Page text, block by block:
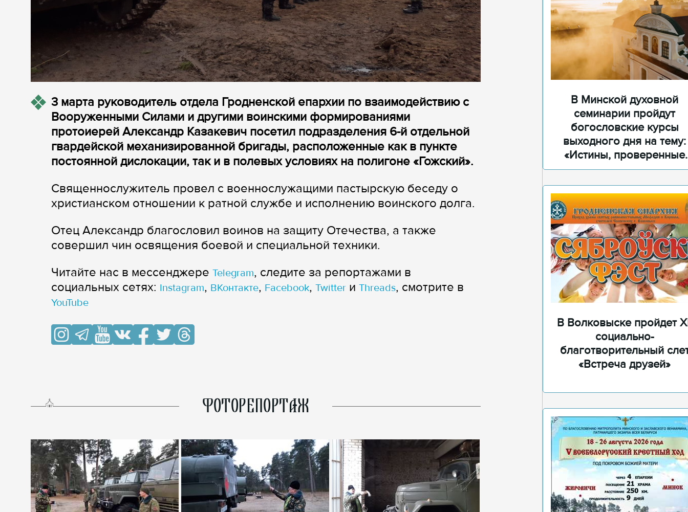
3 марта руководитель отдела Гродненской епархии по взаимодействию с
Вооруженными Силами и другими воинскими формированиями
протоиерей Александр Казакевич посетил подразделения 6-й отдельной
гвардейской механизированной бригады, расположенные как в пункте
постоянной дислокации, так и в полевых условиях на полигоне «Гожский».
Священнослужитель провел с военнослужащими пастырскую беседу о
христианском отношении к ратной службе и исполнению воинского долга.
Отец Александр благословил воинов на защиту Отечества, а также
совершил чин освящения боевой и специальной техники.
Читайте нас в мессенджере Telegram, следите за репортажами в
cоциальных сетях: Instagram, ВКонтакте, Facebook, Twitter и Threads, смотрите в
YouTube
ФОТОРЕПОРТАЖ
В Минской духовной
семинарии пройдут
богословские курсы
выходного дня на тему:
«Истины, проверенные
временем»
В Волковыске пройдет
социально-
благотворительный
«Встреча друзей»